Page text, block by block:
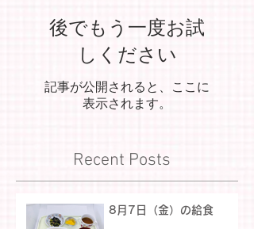
後でもう一度お試
しください
記事が公開されると、ここに
表示されます。
Recent Posts
8月7日（金）の給食